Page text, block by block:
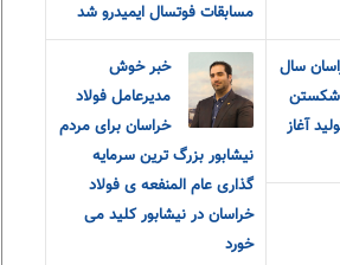
مسابقات فوتسال ایمیدرو شد
سال
شکستن
آغاز
خبر خوش
مدیرعامل فولاد
خراسان برای مردم
نیشابور بزرگ ترین سرمایه
گذاری عام المنفعه ی فولاد
خراسان در نیشابور کلید می
خورد